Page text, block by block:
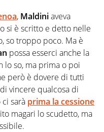
, Maldiniaveva
si è scritto e detto nelle
so troppo poco. Ma è
possa esserci anche la
lo so, ma prima o poi
però è dovere di tutti
vincere qualcosa di
sarà prima la cessione
magari lo scudetto, ma